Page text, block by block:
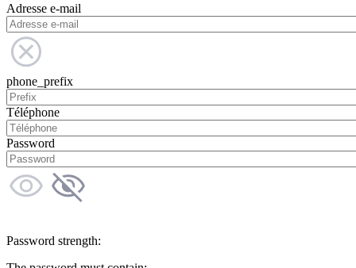
Adresse e-mail
phone_prefix
Téléphone
Password
Password strength: